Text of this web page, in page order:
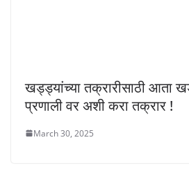
खड्ड्यांच्या तक्रारीसाठी आता
प्रणाली वर अशी करा तक्रार !
March 30, 2025